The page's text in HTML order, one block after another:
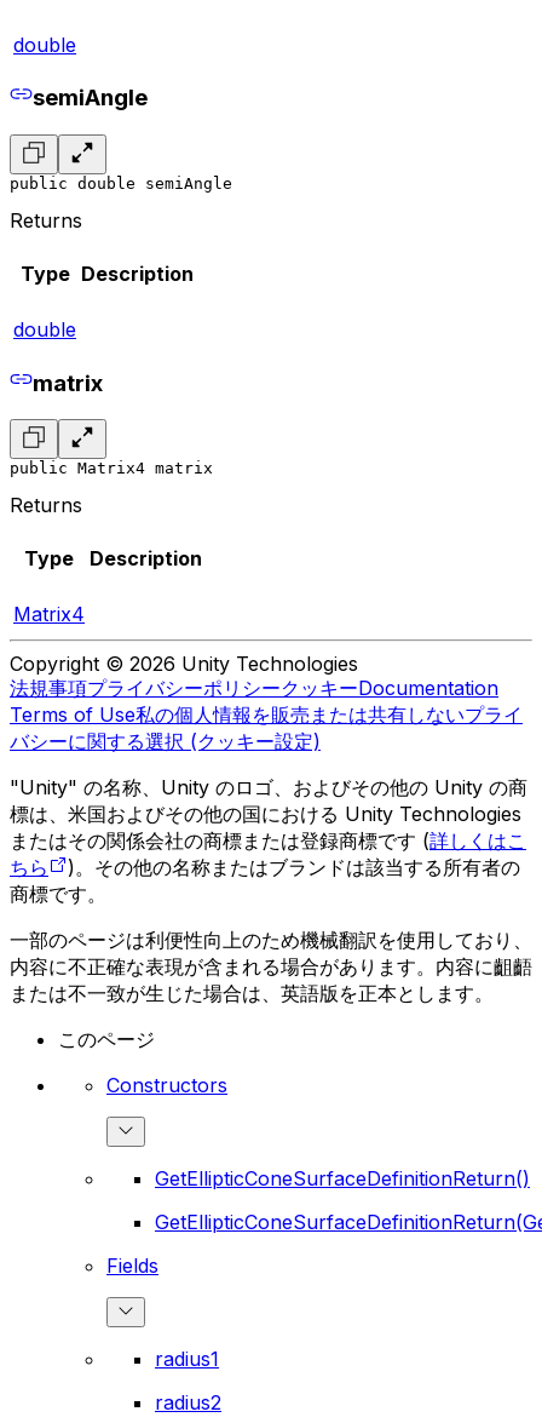
double
semiAngle
public double semiAngle
Returns
Type Description
double
matrix
public Matrix4 matrix
Returns
Type Description
Matrix4
Copyright © 2026 Unity Technologies
法規事項プライバシーポリシークッキーDocumentation
Terms of Use私の個人情報を販売または共有しないプライ
バシーに関する選択 (クッキー設定)
"Unity" の名称、Unity のロゴ、およびその他の Unity の商
標は、米国およびその他の国における Unity Technologies
またはその関係会社の商標または登録商標です (詳しくはこ
ちら
)。その他の名称またはブランドは該当する所有者の
商標です。
一部のページは利便性向上のため機械翻訳を使用しており、
内容に不正確な表現が含まれる場合があります。内容に齟齬
または不一致が生じた場合は、英語版を正本とします。
このページ
Constructors
GetEllipticConeSurfaceDefinitionReturn()
Fields
radius1
radius2